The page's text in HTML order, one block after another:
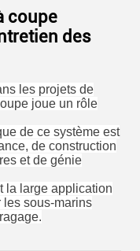
coupe
des
les projets de
joue un rôle
de ce système est
de construction
et de génie
la large application
les sous-marins